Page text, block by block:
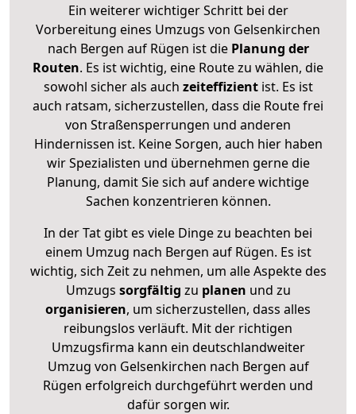
Ein weiterer wichtiger Schritt bei der
Vorbereitung eines Umzugs von Gelsenkirchen
nach Bergen auf Rügen ist diePlanung der
Routen. Es ist wichtig, eine Route zu wählen, die
sowohl sicher als auch zeiteffizientist. Es ist
auch ratsam, sicherzustellen, dass die Route frei
von Straßensperrungen und anderen
Hindernissen ist. Keine Sorgen, auch hier haben
wir Spezialisten und übernehmen gerne die
Planung, damit Sie sich auf andere wichtige
Sachen konzentrieren können.
In der Tat gibt es viele Dinge zu beachten bei
einem Umzug nach Bergen auf Rügen. Es ist
wichtig, sich Zeit zu nehmen, um alle Aspekte des
Umzugs sorgfältig zu planen und zu
organisieren, um sicherzustellen, dass alles
reibungslos verläuft. Mit der richtigen
Umzugsfirma kann ein deutschlandweiter
Umzug von Gelsenkirchen nach Bergen auf
Rügen erfolgreich durchgeführt werden und
dafür sorgen wir.